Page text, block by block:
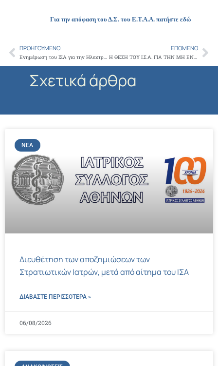
Για την απόφαση του Δ.Σ. του Ε.Τ.Α.Α. πατήστε εδώ
Prev
ΠΡΟΗΓΟΎΜΕΝΟ
Ενημέρωση του ΙΣΑ για την Ηλεκτρονική Κάρτα Ασφάλισης σε Ασφαλισμένους του ΤΥΔΚΥ από τον ΟΠΑΔ
ΕΠΌΜΕΝΟ
Η ΘΕΣΗ ΤΟΥ Ι.Σ.Α. ΓΙΑ ΤΗΝ ΜΗ ΕΝΤΑΞΗ ΤΟΥ Ε.Τ.Α.Α. ΣΤΟΝ Ε.Ο.Π.Υ.Υ. ΥΙΟΘΕΤΗΘΗΚΕ ΑΠΟ ΤΟ Δ.Σ. ΤΟΥ Ε.Τ.Α.Α.
Σχετικά άρθρα
ΝΈΑ
Διευθέτηση των αποζημιώσεων των
Στρατιωτικών Ιατρών, μετά από αίτημα του ΙΣΑ
ΔΙΑΒΑΣΤΕ ΠΕΡΙΣΣΌΤΕΡΑ »
06/08/2026